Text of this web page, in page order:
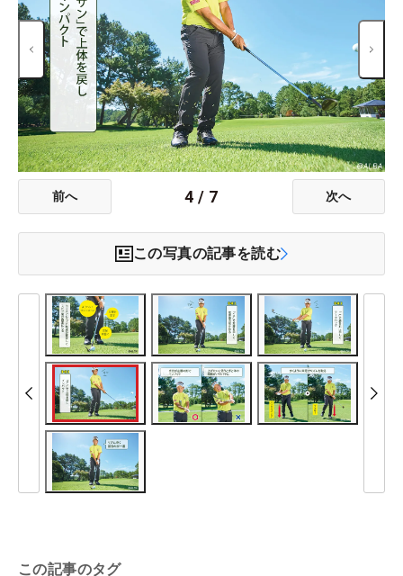
前へ 4 / 7 次へ
この写真の記事を読む
この記事のタグ